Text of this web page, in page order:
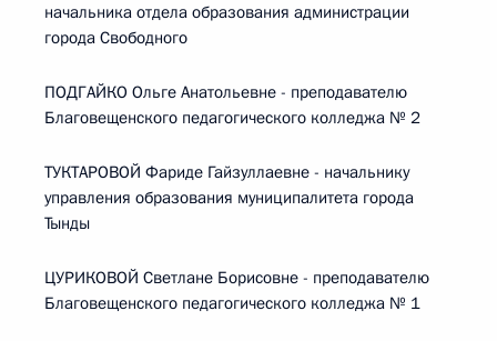
начальника отдела образования администрации
города Свободного
ПОДГАЙКО Ольге Анатольевне - преподавателю
Благовещенского педагогического колледжа № 2
ТУКТАРОВОЙ Фариде Гайзуллаевне - начальнику
управления образования муниципалитета города
Тынды
ЦУРИКОВОЙ Светлане Борисовне - преподавателю
Благовещенского педагогического колледжа № 1